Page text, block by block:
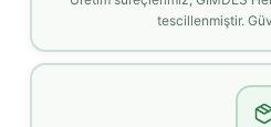
tescillenmiştir.